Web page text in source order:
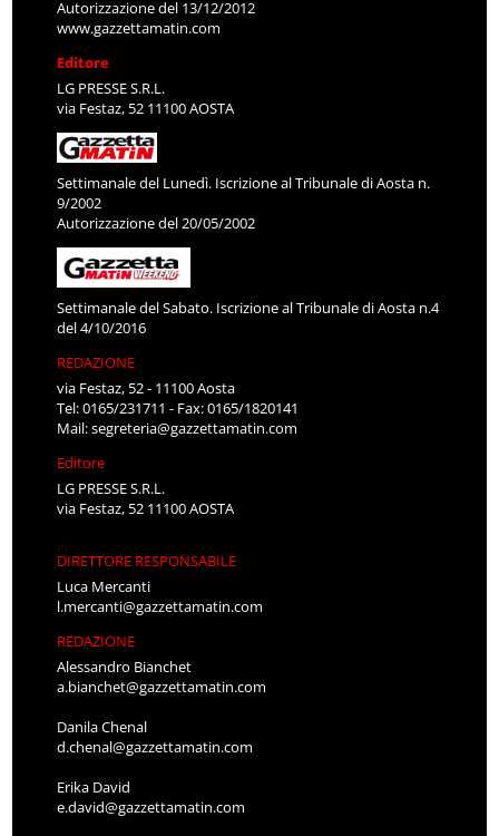
Autorizzazione del 13/12/2012
www.gazzettamatin.com
Editore
LG PRESSE S.R.L.
via Festaz, 52 11100 AOSTA
Settimanale del Lunedì. Iscrizione al Tribunale di Aosta n.
9/2002
Autorizzazione del 20/05/2002
Settimanale del Sabato. Iscrizione al Tribunale di Aosta n.4
del 4/10/2016
REDAZIONE
via Festaz, 52 - 11100 Aosta
Tel: 0165/231711 - Fax: 0165/1820141
Mail:segreteria@gazzettamatin.com
Editore
LG PRESSE S.R.L.
via Festaz, 52 11100 AOSTA
DIRETTORE RESPONSABILE
Luca Mercanti
l.mercanti@gazzettamatin.com
REDAZIONE
Alessandro Bianchet
a.bianchet@gazzettamatin.com
Danila Chenal
d.chenal@gazzettamatin.com
Erika David
e.david@gazzettamatin.com